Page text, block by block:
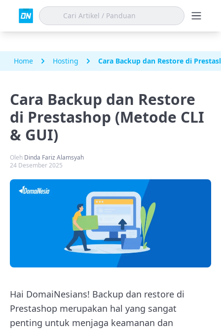
Home Hosting Cara Backup dan Restore di
Cara Backup dan Restore
di Prestashop (Metode CLI
& GUI)
Oleh Dinda Fariz Alamsyah
24 Desember 2025
Hai DomaiNesians! Backup dan restore di
Prestashop merupakan hal yang sangat
penting untuk menjaga keamanan dan